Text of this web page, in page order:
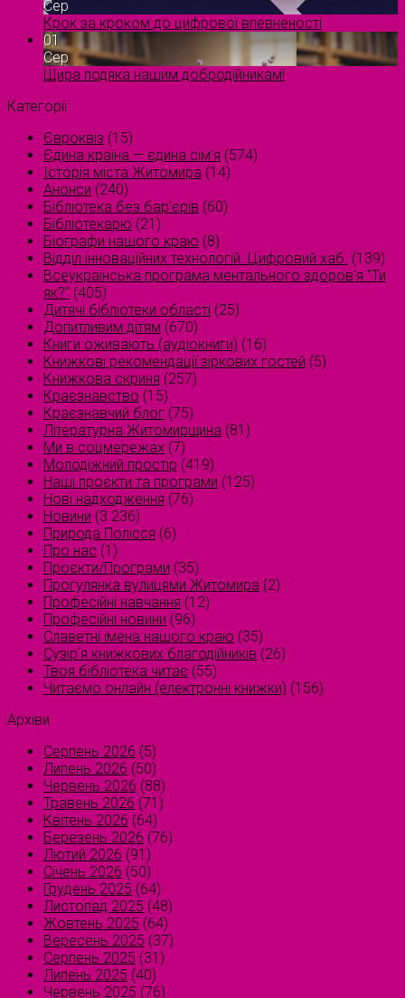
Сер
Крок за кроком до цифрової впевненості
01
Сер
Щира подяка нашим добродійникам!
Категорії
Євроквіз (15)
Єдина країна — єдина сім’я (574)
Історія міста Житомира (14)
Анонси (240)
Бібліотека без бар'єрів (60)
Бібліотекарю (21)
Біографи нашого краю (8)
Відділ інноваційних технологій. Цифровий хаб. (139)
Всеукраїнська програма ментального здоров'я "Ти
як?" (405)
Дитячі бібліотеки області (25)
Допитливим дітям (670)
Книги оживають (аудіокниги) (16)
Книжкові рекомендації зіркових гостей (5)
Книжкова скриня (257)
Краєзнавство (15)
Краєзнавчий блог (75)
Літературна Житомирщина (81)
Ми в соцмережах (7)
Молодіжний простір (419)
Наші проєкти та програми (125)
Нові надходження (76)
Новини (3 236)
Природа Полісся (6)
Про нас (1)
Проєкти/Програми (35)
Прогулянка вулицями Житомира (2)
Професійні навчання (12)
Професійні новини (96)
Славетні імена нашого краю (35)
Сузірʼя книжкових благодійників (26)
Твоя бібліотека читає (55)
Читаємо онлайн (електронні книжки) (156)
Архіви
Серпень 2026 (5)
Липень 2026 (50)
Червень 2026 (88)
Травень 2026 (71)
Квітень 2026 (64)
Березень 2026 (76)
Лютий 2026 (91)
Січень 2026 (50)
Грудень 2025 (64)
Листопад 2025 (48)
Жовтень 2025 (64)
Вересень 2025 (37)
Серпень 2025 (31)
Липень 2025 (40)
Червень 2025 (76)